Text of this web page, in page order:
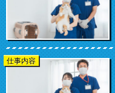
仕事内容